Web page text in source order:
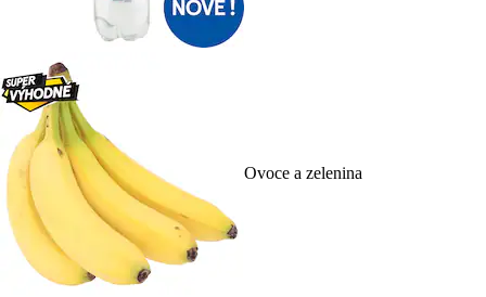
Ovoce a zelenina